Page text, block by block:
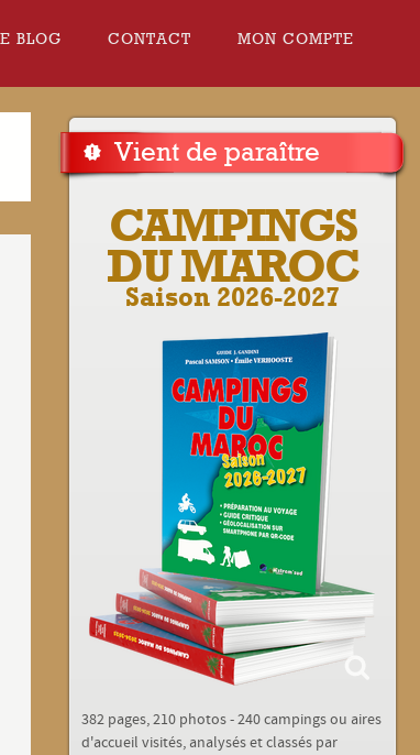
BLOG CONTACT MON COMPTE
Vient de paraître
CAMPINGS
DU MAROC
Saison 2026-2027
382 pages, 210 photos - 240 campings ou aires
d'accueil visités, analysés et classés par